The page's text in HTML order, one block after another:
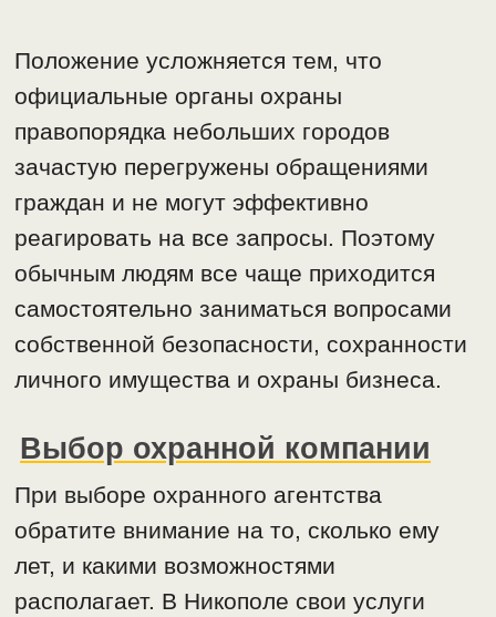
Положение усложняется тем, что
официальные органы охраны
правопорядка небольших городов
зачастую перегружены обращениями
граждан и не могут эффективно
реагировать на все запросы. Поэтому
обычным людям все чаще приходится
самостоятельно заниматься вопросами
собственной безопасности, сохранности
личного имущества и охраны бизнеса.
Выбор охранной компании
При выборе охранного агентства
обратите внимание на то, сколько ему
лет, и какими возможностями
располагает. В Никополе свои услуги